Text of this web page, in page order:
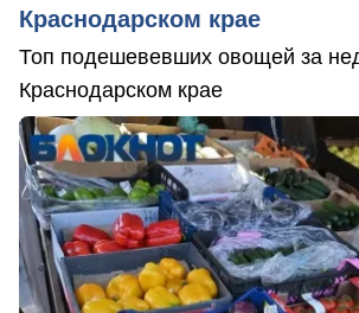
Краснодарском крае
Топ подешевевших овощей за
Краснодарском крае